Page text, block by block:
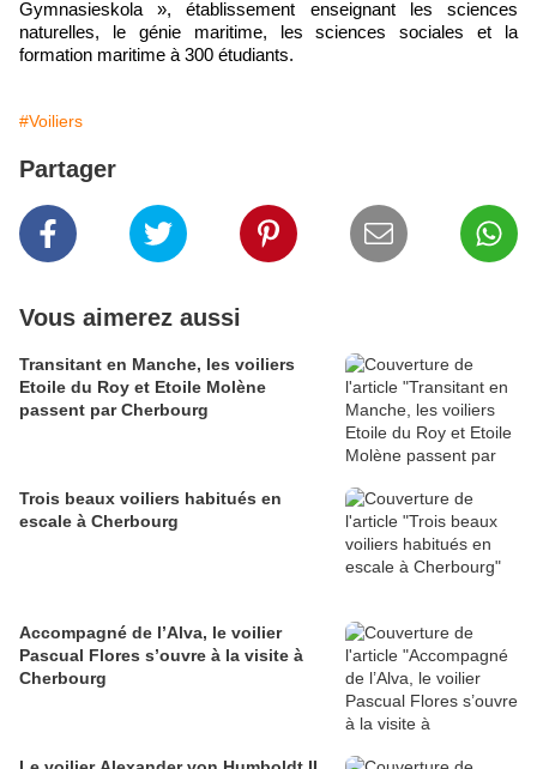
Gymnasieskola », établissement enseignant les sciences
naturelles, le génie maritime, les sciences sociales et la
formation maritime à 300 étudiants.
#Voiliers
Partager
Vous aimerez aussi
Transitant en Manche, les voiliers
Etoile du Roy et Etoile Molène
passent par Cherbourg
Trois beaux voiliers habitués en
escale à Cherbourg
Accompagné de l’Alva, le voilier
Pascual Flores s’ouvre à la visite à
Cherbourg